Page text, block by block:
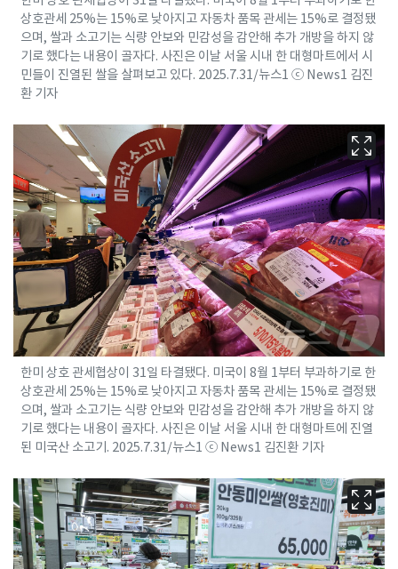
상호관세 25%는 15%로 낮아지고 자동차 품목 관세는 15%로 결정됐
으며, 쌀과 소고기는 식량 안보와 민감성을 감안해 추가 개방을 하지 않
기로 했다는 내용이 골자다. 사진은 이날 서울 시내 한 대형마트에서 시
민들이 진열된 쌀을 살펴보고 있다. 2025.7.31/뉴스1 ⓒ News1 김진
환 기자
한미 상호 관세협상이 31일 타결됐다. 미국이 8월 1부터 부과하기로 한
상호관세 25%는 15%로 낮아지고 자동차 품목 관세는 15%로 결정됐
으며, 쌀과 소고기는 식량 안보와 민감성을 감안해 추가 개방을 하지 않
기로 했다는 내용이 골자다. 사진은 이날 서울 시내 한 대형마트에 진열
된 미국산 소고기. 2025.7.31/뉴스1 ⓒ News1 김진환 기자